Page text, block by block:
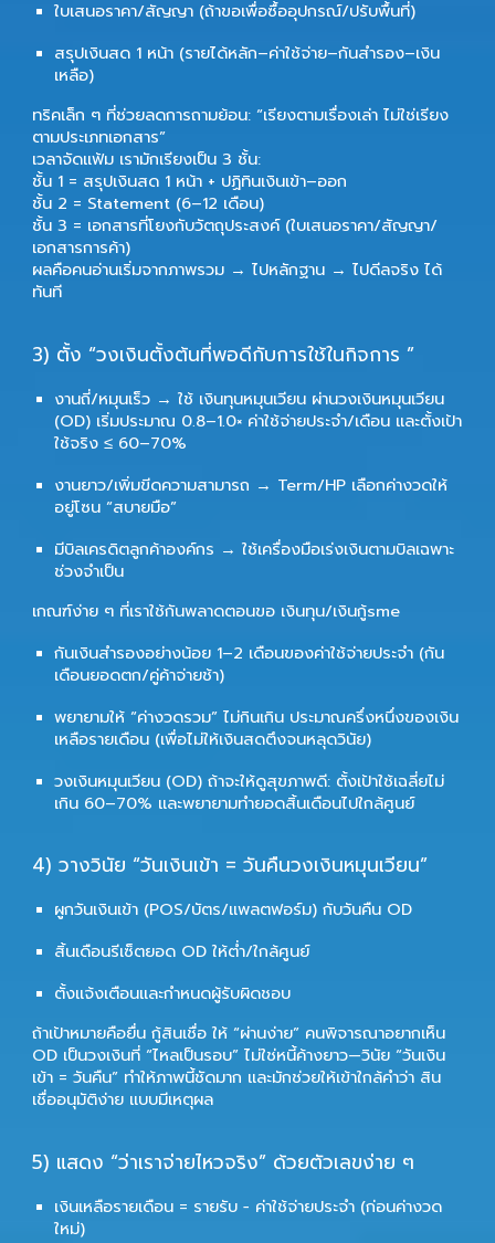
ใบเสนอราคา/สัญญา (ถ้าขอเพื่อซื้ออุปกรณ์/ปรับพื้นที่)
สรุปเงินสด 1 หน้า (รายได้หลัก–ค่าใช้จ่าย–กันสำรอง–เงิน
เหลือ)
ทริคเล็ก ๆ ที่ช่วยลดการถามย้อน: “เรียงตามเรื่องเล่า ไม่ใช่เรียง
ตามประเภทเอกสาร”
เวลาจัดแฟ้ม เรามักเรียงเป็น 3 ชั้น:
ชั้น 1 = สรุปเงินสด 1 หน้า + ปฏิทินเงินเข้า–ออก
ชั้น 2 = Statement (6–12 เดือน)
ชั้น 3 = เอกสารที่โยงกับวัตถุประสงค์ (ใบเสนอราคา/สัญญา/
เอกสารการค้า)
ผลคือคนอ่านเริ่มจากภาพรวม → ไปหลักฐาน → ไปดีลจริง ได้
ทันที
3) ตั้ง “วงเงินตั้งต้นที่พอดีกับการใช้ในกิจการ ”
งานถี่/หมุนเร็ว → ใช้ เงินทุนหมุนเวียน ผ่านวงเงินหมุนเวียน
(OD) เริ่มประมาณ 0.8–1.0× ค่าใช้จ่ายประจำ/เดือน และตั้งเป้า
ใช้จริง ≤ 60–70%
งานยาว/เพิ่มขีดความสามารถ → Term/HP เลือกค่างวดให้
อยู่โซน “สบายมือ”
มีบิลเครดิตลูกค้าองค์กร → ใช้เครื่องมือเร่งเงินตามบิลเฉพาะ
ช่วงจำเป็น
เกณฑ์ง่าย ๆ ที่เราใช้กันพลาดตอนขอ เงินทุน/เงินกู้sme
กันเงินสำรองอย่างน้อย 1–2 เดือนของค่าใช้จ่ายประจำ (กัน
เดือนยอดตก/คู่ค้าจ่ายช้า)
พยายามให้ “ค่างวดรวม” ไม่กินเกิน ประมาณครึ่งหนึ่งของเงิน
เหลือรายเดือน (เพื่อไม่ให้เงินสดตึงจนหลุดวินัย)
วงเงินหมุนเวียน (OD) ถ้าจะให้ดูสุขภาพดี: ตั้งเป้าใช้เฉลี่ยไม่
เกิน 60–70% และพยายามทำยอดสิ้นเดือนไปใกล้ศูนย์
4) วางวินัย “วันเงินเข้า = วันคืนวงเงินหมุนเวียน”
ผูกวันเงินเข้า (POS/บัตร/แพลตฟอร์ม) กับวันคืน OD
สิ้นเดือนรีเซ็ตยอด OD ให้ต่ำ/ใกล้ศูนย์
ตั้งแจ้งเตือนและกำหนดผู้รับผิดชอบ
ถ้าเป้าหมายคือยื่นกู้สินเชื่อ ให้ “ผ่านง่าย” คนพิจารณาอยากเห็น
OD เป็นวงเงินที่ “ไหลเป็นรอบ” ไม่ใช่หนี้ค้างยาว—วินัย “วันเงิน
เข้า = วันคืน” ทำให้ภาพนี้ชัดมาก และมักช่วยให้เข้าใกล้คำว่า สิน
เชื่ออนุมัติง่าย แบบมีเหตุผล
5) แสดง “ว่าเราจ่ายไหวจริง” ด้วยตัวเลขง่าย ๆ
เงินเหลือรายเดือน = รายรับ − ค่าใช้จ่ายประจำ (ก่อนค่างวด
ใหม่)